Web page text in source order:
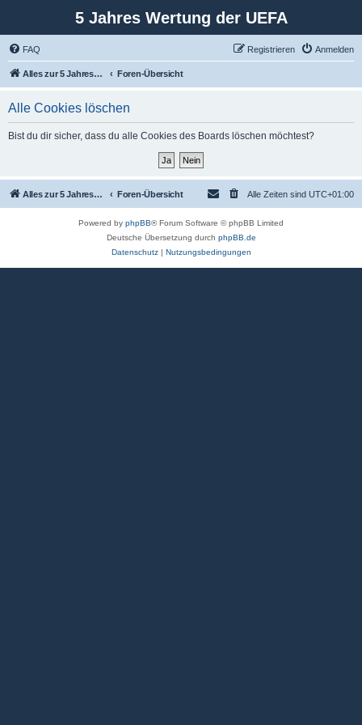
5 Jahres Wertung der UEFA
FAQ Anmelden
Registrieren
Alles zur 5 Jahreswertung / Tabelle der UEFA mit vielen Statistiken. Foren-Übersicht
Alle Cookies löschen
Bist du dir sicher, dass du alle Cookies des Boards löschen möchtest?
Alles zur 5 Jahreswertung / Tabelle der UEFA mit vielen Statistiken. Foren-Übersicht Alle Zeiten sind UTC+01:00
Powered by phpBB® Forum Software © phpBB Limited
Deutsche Übersetzung durch phpBB.de
Datenschutz| Nutzungsbedingungen